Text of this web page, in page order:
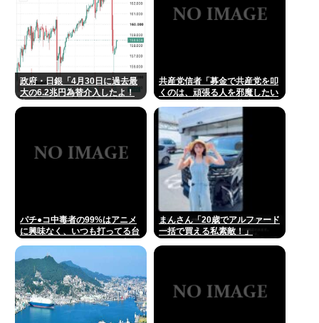
政府・日銀「4月30日に過去最
大の6.2兆円為替介入したよ！
共産党信者「募金で共産党を叩
くのは、頑張る人を邪魔したい
のせい」
パチ●コ中毒者の99%はアニメ
に興味なく、いつも打ってる台
まんさん「20歳でアルファード
一括で買える私素敵！」